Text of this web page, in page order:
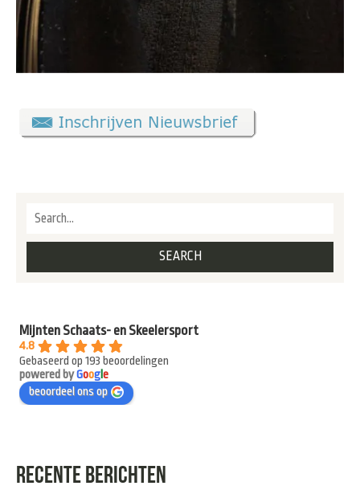
Mijnten Schaats- en Skeelersport
4.8
Gebaseerd op 193 beoordelingen
powered byGooge
beoordeel ons op
RECENTE BERICHTEN